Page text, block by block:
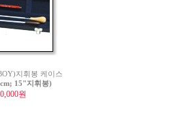
지휘봉 케이스
15"지휘봉)
원